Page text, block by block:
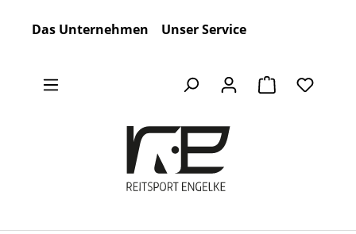
Das Unternehmen Unser Service
Warenkorb